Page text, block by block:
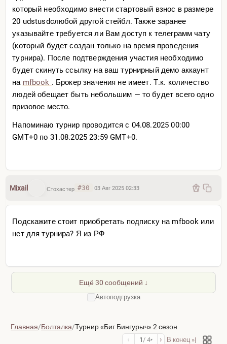
который необходимо внести стартовый взнос в размере
20 udstusdcлюбой другой стейбл. Также заранее
указывайте требуется ли Вам доступ к телеграмм чату
(который будет создан только на время проведения
турнира). После подтверждения участия необходимо
будет скинуть ссылку на ваш турнирный демо аккаунт
на mfbook . Брокер значения не имеет. Т.к. количество
людей обещает быть небольшим — то будет всего одно
призовое место.
Напоминаю турнир проводится с 04.08.2025 00:00
GMT+0 по 31.08.2025 23:59 GMT+0.
Mixail Стохастер #30 03 Авг 2025 02:33
Подскажите стоит приобретать подписку на mfbook или
нет для турнира? Я из РФ
Ещё 30 сообщений ↓
Автоподгрузка
Главная/Болталка/Турнир «Биг Бингурыч» 2 сезон
‹ 1/ 4▾ › В конец »|